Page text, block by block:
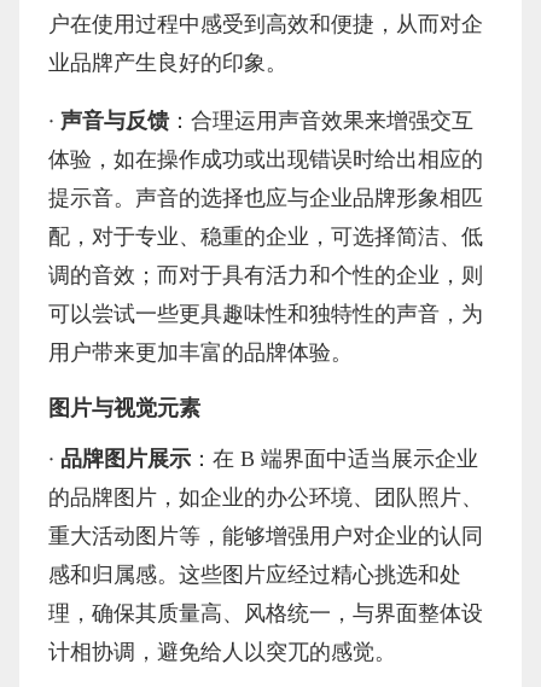
户在使用过程中感受到高效和便捷，从而对企
业品牌产生良好的印象。
· 声音与反馈：合理运用声音效果来增强交互
体验，如在操作成功或出现错误时给出相应的
提示音。声音的选择也应与企业品牌形象相匹
配，对于专业、稳重的企业，可选择简洁、低
调的音效；而对于具有活力和个性的企业，则
可以尝试一些更具趣味性和独特性的声音，为
用户带来更加丰富的品牌体验。
图片与视觉元素
· 品牌图片展示 ：在 B 端界面中适当展示企业
的品牌图片，如企业的办公环境、团队照片、
重大活动图片等，能够增强用户对企业的认同
感和归属感。这些图片应经过精心挑选和处
理，确保其质量高、风格统一，与界面整体设
计相协调，避免给人以突兀的感觉。